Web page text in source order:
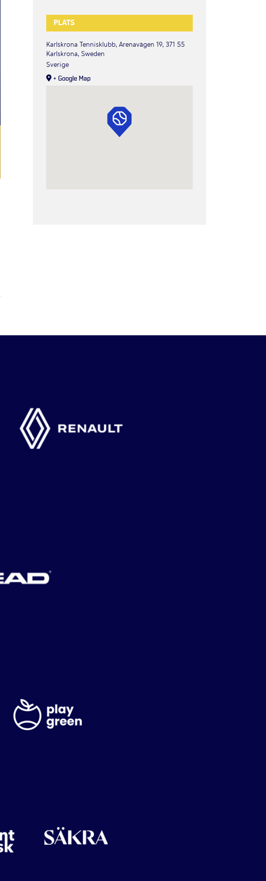
PLATS
Karlskrona Tennisklubb, Arenavägen 19, 371 55
Karlskrona, Sweden
Sverige
+ Google Map